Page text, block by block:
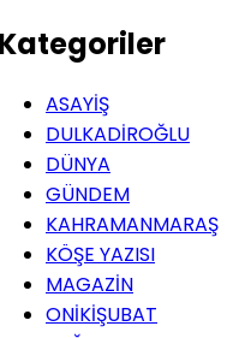
ASAYİŞ
DULKADİROĞLU
DÜNYA
GÜNDEM
KAHRAMANMARAŞ
KÖŞE YAZISI
MAGAZİN
ONİKİŞUBAT